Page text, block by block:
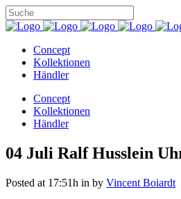
Concept
Kollektionen
Händler
Concept
Kollektionen
Händler
04 Juli Ralf Husslein
Posted at 17:51h in by Vincent Boiardt